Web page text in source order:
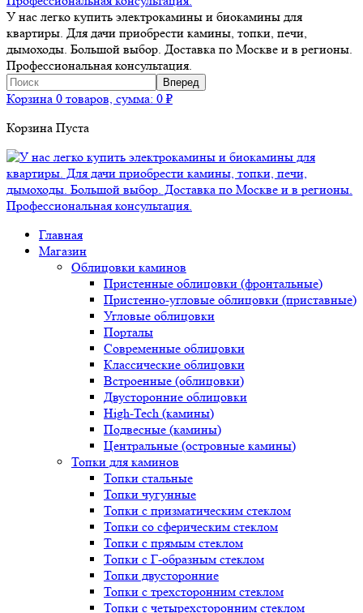
У нас легко купить электрокамины и биокамины для
квартиры. Для дачи приобрести камины, топки, печи,
дымоходы. Большой выбор. Доставка по Москве и в регионы.
Профессиональная консультация.
Корзина 0 товаров, сумма: 0 ₽
Корзина Пуста
Главная
Магазин
Облицовки каминов
Пристенные облицовки (фронтальные)
Пристенно-угловые облицовки (приставные)
Угловые облицовки
Порталы
Современные облицовки
Классические облицовки
Встроенные (облицовки)
Двусторонние облицовки
High-Tech (камины)
Подвесные (камины)
Центральные (островные камины)
Топки для каминов
Топки стальные
Топки чугунные
Топки с призматическим стеклом
Топки со сферическим стеклом
Топки с прямым стеклом
Топки с Г-образным стеклом
Топки двусторонние
Топки с трехсторонним стеклом
Топки с четырехсторонним стеклом